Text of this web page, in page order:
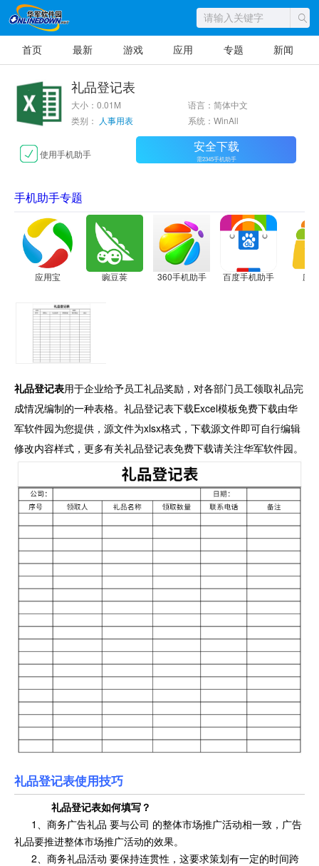
首页 最新 游戏 应用 专题 新闻
礼品登记表
大小：0.01M
语言：简体中文
类别：
人事用表 系统：WinAll
使用手机助手 安全下载
需2345手机助手
手机助手专题
应用宝 豌豆荚 360手机助手 百度手机助手 应
礼品登记表用于企业给予员工礼品奖励，对各部门员工领取礼品完
成情况编制的一种表格。礼品登记表下载Excel模板免费下载由华
军软件园为您提供，源文件为xlsx格式，下载源文件即可自行编辑
修改内容样式，更多有关礼品登记表免费下载请关注华军软件园。
礼品登记表使用技巧
礼品登记表如何填写？
1、商务广告礼品 要与公司 的整体市场推广活动相一致，广告
礼品要推进整体市场推广活动的效果。
2、商务礼品活动 要保持连贯性，这要求策划有一定的时间跨